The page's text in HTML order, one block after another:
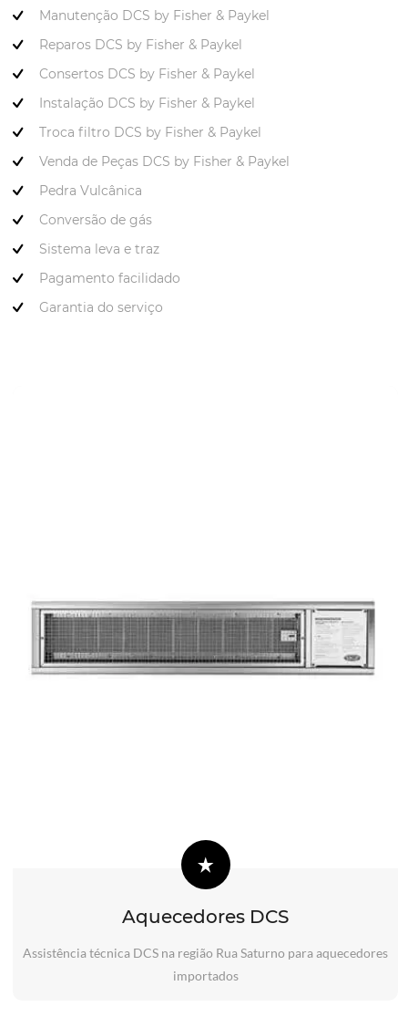
Manutenção DCS by Fisher & Paykel
Reparos DCS by Fisher & Paykel
Consertos DCS by Fisher & Paykel
Instalação DCS by Fisher & Paykel
Troca filtro DCS by Fisher & Paykel
Venda de Peças DCS by Fisher & Paykel
Pedra Vulcânica
Conversão de gás
Sistema leva e traz
Pagamento facilidado
Garantia do serviço
Aquecedores DCS
Assistência técnica DCS na região Rua Saturno para aquecedores
importados